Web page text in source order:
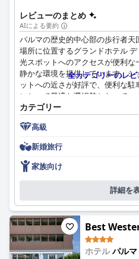
清潔さは一貫して強みであり、ホ
の行き届いた施設で高い評価を得
な清掃スタッフが、衛生的で快
テナンスの必要性にもかかわら
を強化しています。
スタッフのフレンドリーさ、気
ており、ゲストは大切にされて
いると感じています。特にフロン
効率性と親切さで称賛されてお
セスと、ホテル全体に歓迎的な雰
スターホテルズ ドゥ パルクの無
の信頼性と速度で高く評価されて
題が発生するにもかかわらず、
リアでは、全体的なインターネ
ジム施設は、設備は多少古いも
ると肯定的なフィードバックを受
ターの存在は、旅行中にトレーニ
えているゲストに高く評価されて
レビューのまとめ
AIによる要約
パルマの歴史的中心部の歩行者
場所に位置するグランドホテル
光スポットへのアクセスが便利な
静かな環境を提供しています。
ットへの近さが好評で、便利な
にとって最適な選択肢となってい
ホテルの朝食は、新鮮なフルー
いしいオプションなど、ボリュ
好評を得ています。テラスでの
ついても言及されており、雰囲
類については若干の批判もあり
組織性で評価されています。
ホテルのレストランでのディナ
土料理、居心地の良い雰囲気で
レンドリーさと気配りも食事の体
ービスが遅い場合もあります。
優れた料理、高品質のワイン、そ
されています。
全カテゴリーのレ
カテゴリー
高級
新婚旅行
家族向け
詳細を
Best
ホテルパルマ